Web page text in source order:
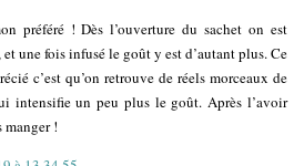
préféré ! Dès l’ouverture du sachet on est
une fois infusé le goût y est d’autant plus. Ce
c’est qu’on retrouve de réels morceaux de
intensifie un peu plus le goût. Après l’avoir
!